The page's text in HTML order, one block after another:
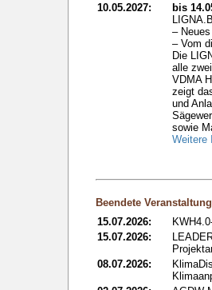
10.05.2027:
bis
–
– Vom
Die
alle
VDMA
zeigt
und
sowie
Weitere
Beendete
15.07.2026:
15.07.2026:
08.07.2026: